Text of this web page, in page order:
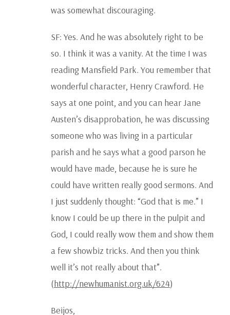
was somewhat discouraging.
SF: Yes. And he was absolutely right to be
so. I think it was a vanity. At the time I was
reading Mansfield Park. You remember that
wonderful character, Henry Crawford. He
says at one point, and you can hear Jane
Austen’s disapprobation, he was discussing
someone who was living in a particular
parish and he says what a good parson he
would have made, because he is sure he
could have written really good sermons. And
I just suddenly thought: “God that is me.” I
know I could be up there in the pulpit and
God, I could really wow them and show them
a few showbiz tricks. And then you think
well it’s not really about that”.
(http://newhumanist.org.uk/624)
Beijos,